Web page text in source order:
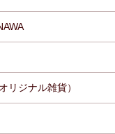
リジナル雑貨）